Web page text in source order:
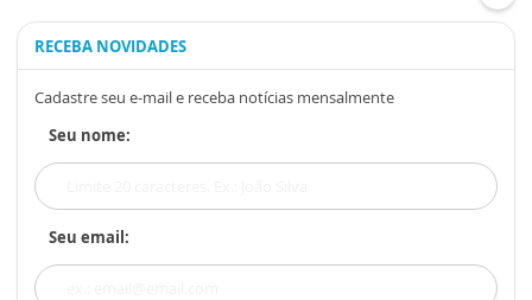
RECEBA NOVIDADES
Cadastre seu e-mail e receba notícias mensalmente
Seu nome:
Seu email: